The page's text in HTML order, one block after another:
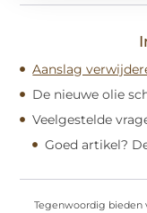
Aanslag
De nieuwe olie
Veelgestelde
Goed artikel?
Tegenwoordig bieden